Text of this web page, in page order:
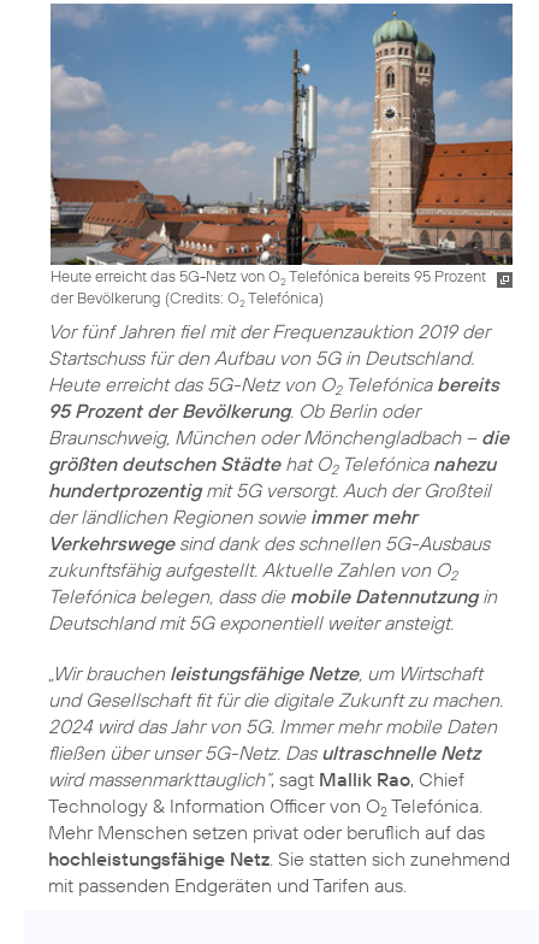
Heute erreicht das 5G-Netz von O2Telefónica bereits 95 Prozent
der Bevölkerung (Credits: O2Telefónica)
Vor fünf Jahren fiel mit der Frequenzauktion 2019 der
Startschuss für den Aufbau von 5G in Deutschland.
Heute erreicht das 5G-Netz von O2Telefónicabereits
95 Prozent der Bevölkerung. Ob Berlin oder
Braunschweig, München oder Mönchengladbach – die
größten deutschen Städtehat O2Telefónica nahezu
hundertprozentigmit 5G versorgt. Auch der Großteil
der ländlichen Regionen sowie immer mehr
Verkehrswegesind dank des schnellen 5G-Ausbaus
zukunftsfähig aufgestellt. Aktuelle Zahlen von O2
Telefónica belegen, dass die mobile Datennutzungin
Deutschland mit 5G exponentiell weiter ansteigt.
„Wir brauchen leistungsfähige Netze, um Wirtschaft
und Gesellschaft fit für die digitale Zukunft zu machen.
2024 wird das Jahr von 5G. Immer mehr mobile Daten
fließen über unser 5G-Netz. Das ultraschnelle Netz
wird massenmarkttauglich“, sagt Mallik Rao, Chief
Technology & Information Officer von O2 Telefónica.
Mehr Menschen setzen privat oder beruflich auf das
hochleistungsfähige Netz . Sie statten sich zunehmend
mit passenden Endgeräten und Tarifen aus.